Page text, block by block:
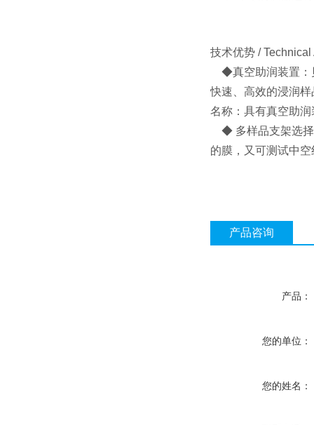
技术优势 /
◆真空助润装置：
快速、高效的浸润
名称：具有真空助
◆ 多样品支架选择
的膜，又可测试中
产品咨询
产品：
您的单位：
您的姓名：